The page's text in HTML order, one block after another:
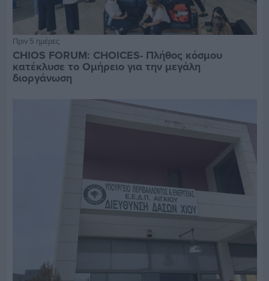
Πριν 5 ημέρες
CHIOS FORUM: CHOICES- Πλήθος κόσμου
κατέκλυσε το Ομήρειο για την μεγάλη
διοργάνωση